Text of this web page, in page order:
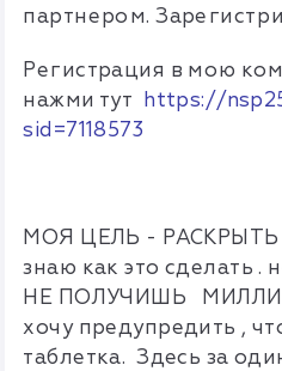
партнером.
Регистрация в мою
нажми тут https://
sid=7118573
МОЯ ЦЕЛЬ - РАСКРЫТЬ
знаю как это сделать
НЕ ПОЛУЧИШЬ
хочу предупредить ,
таблетка. Здесь за